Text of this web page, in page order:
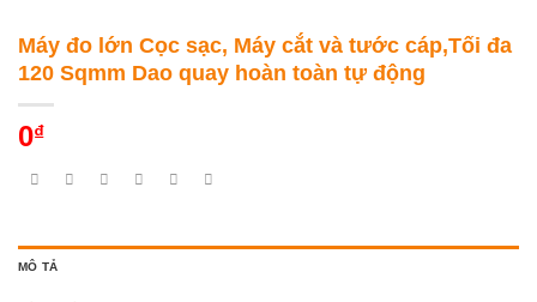
Máy đo lớn Cọc sạc, Máy cắt và tước cáp,Tối đa
120 Sqmm Dao quay hoàn toàn tự động
0₫
MÔ TẢ